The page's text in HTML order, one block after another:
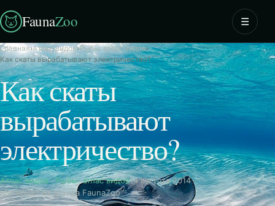
FaunaZoo ☰
Главная›Атлас видов›Рыбы: атлас видов›
Как скаты вырабатывают электричество?
Как скаты
вырабатывают
электричество?
Атлас видов·Рыбы: атлас видов14 августа 2014
Материал из архива FaunaZoo